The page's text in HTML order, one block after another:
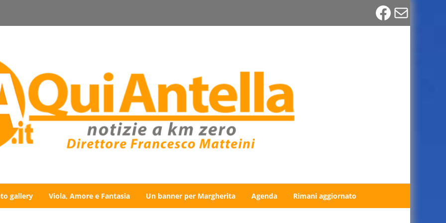
Email
gallery Viola, Amore e Fantasia Un banner per Margherita Agenda Rimani aggiornato